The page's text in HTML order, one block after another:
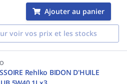
Ajouter au panier
voir vos prix et les stocks
Rehlko BIDON D'HUILE